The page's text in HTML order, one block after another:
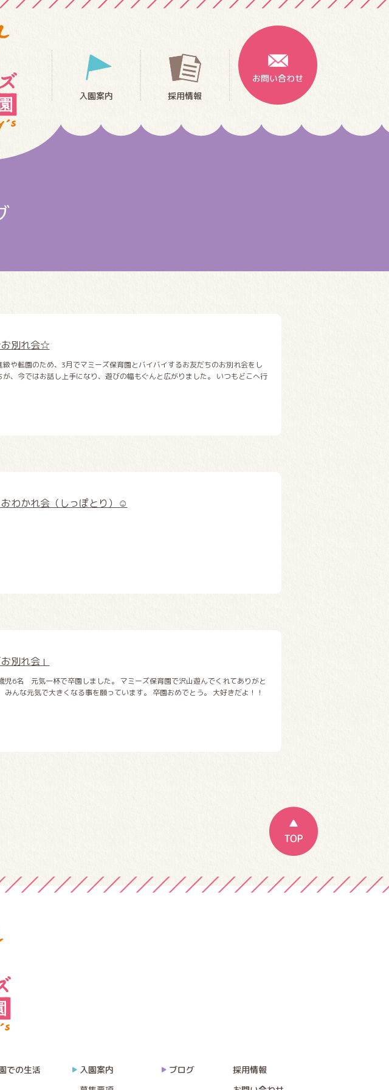
入園案内 採用情報
お問い合わせ
別れ会☆
や転園のため、3月でマミーズ保育園とバイバイするお友だちのお別れ会をし
、今ではお話し上手になり、遊びの幅もぐんと広がりました。 いつもどこへ行
かれ会（しっぽとり）☺
別れ会」
児6名 元気一杯で卒園しました。 マミーズ保育園で沢山遊んでくれてありがと
みんな元気で大きくなる事を願っています。 卒園おめでとう。 大好きだよ！！
での生活
入園案内
ブログ
採用情報